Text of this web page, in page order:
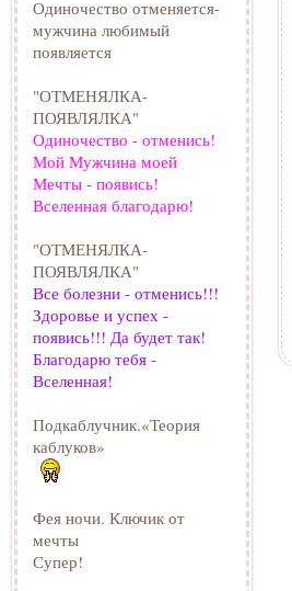
Одиночество отменяется-
мужчина любимый
появляется
"ОТМЕНЯЛКА-
ПОЯВЛЯЛКА"
Одиночество - отменись!
Мой Мужчина моей
Мечты - появись!
Вселенная благодарю!
"ОТМЕНЯЛКА-
ПОЯВЛЯЛКА"
Все болезни - отменись!!!
Здоровье и успех -
появись!!! Да будет так!
Благодарю тебя -
Вселенная!
Подкаблучник.«Теория
каблуков»
Фея ночи. Ключик от
мечты
Супер!